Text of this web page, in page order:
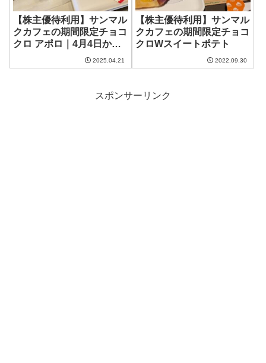
【株主優待利用】サンマル
クカフェの期間限定チョコ
クロ アポロ｜4月4日から
2025.04.21
【株主優待利用】サンマル
クカフェの期間限定チョコ
クロWスイートポテト
2022.09.30
スポンサーリンク